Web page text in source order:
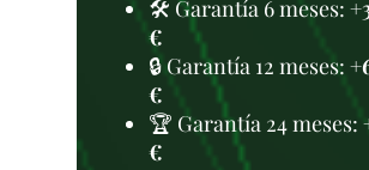
🛠️ Garantía 6 meses:
€
🔒 Garantía 12 meses:
€
🏆 Garantía 24 meses:
€